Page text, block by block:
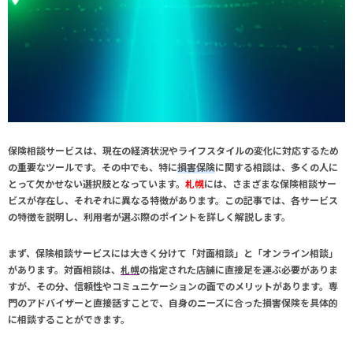
保険相談サービスは、現在の経済状況やライフスタイルの変化に対応するため
の重要なツールです。その中でも、特に損害保険に関する相談は、多くの人に
とって欠かせない選択肢となっています。 札幌には、さまざまな保険相談サー
ビスが存在し、それぞれに異なる特徴があります。この記事では、各サービス
の特徴を説明し、利用者が選ぶ際のポイントを詳しく解説します。
まず、保険相談サービスには大きく分けて「対面相談」と「オンライン相談」
があります。対面相談は、 札幌の指定された店舗に直接足を運ぶ必要がありま
すが、その分、信頼性やコミュニケーションの面でのメリットがあります。専
門のアドバイザーと直接話すことで、自身のニーズに合った損害保険を具体的
に相談することができます。